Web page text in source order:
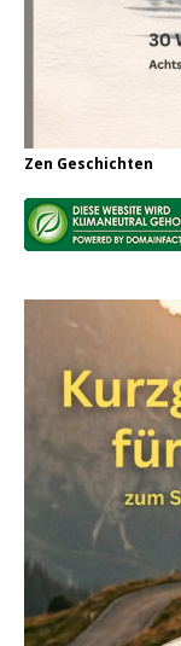
Zen Geschichten